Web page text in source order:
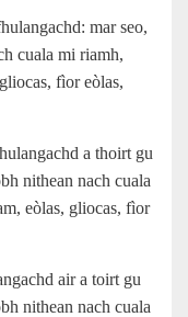
mar seo,
cuala mi riamh,
fìor eòlas,
a thoirt gu
nithean nach cuala
eòlas, gliocas, fìor
air a toirt gu
nithean nach cuala